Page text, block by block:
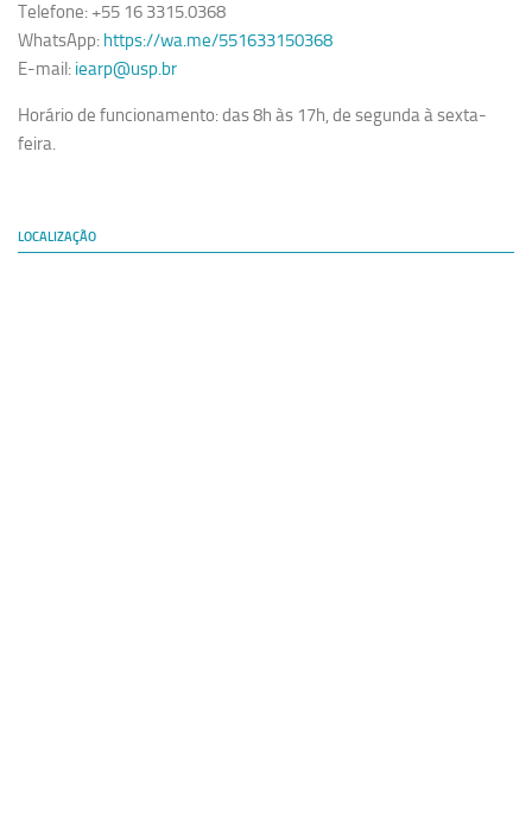
Telefone: +55 16 3315.0368
WhatsApp: https://wa.me/551633150368
E-mail: iearp@usp.br
Horário de funcionamento: das 8h às 17h, de segunda à sexta-
feira.
LOCALIZAÇÃO